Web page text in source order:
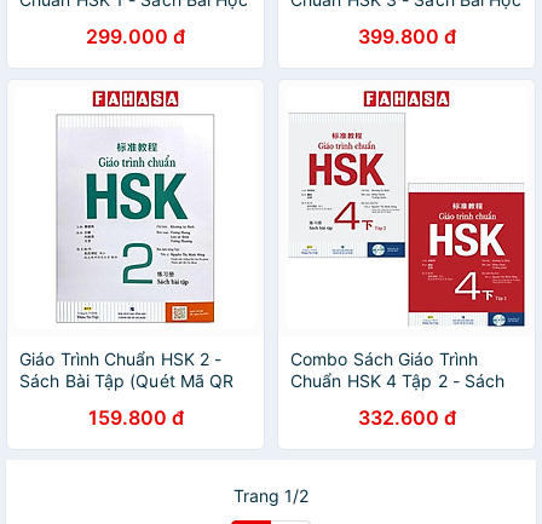
299.000 đ 399.800 đ
Giáo Trình Chuẩn HSK 2 -
Sách Bài Tập (Quét Mã QR
159.800 đ
Combo Sách Giáo Trình
Chuẩn HSK 4 Tập 2 - Sách
332.600 đ
Trang 1/2